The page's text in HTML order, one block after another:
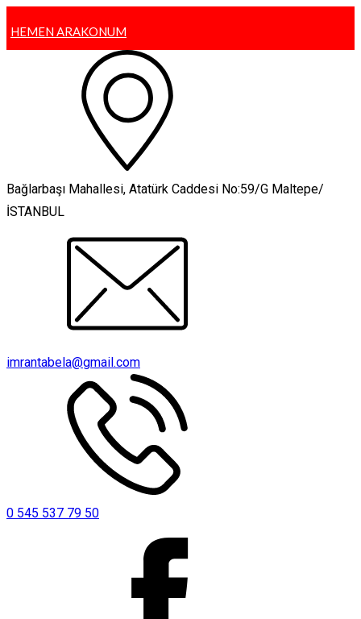
HEMEN ARAKONUM
Bağlarbaşı Mahallesi, Atatürk Caddesi No:59/G Maltepe/
İSTANBUL
imrantabela@gmail.com
0 545 537 79 50